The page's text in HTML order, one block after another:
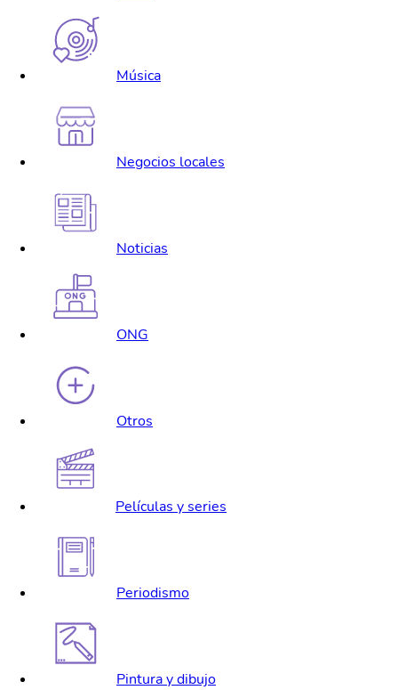
Música
Negocios locales
Noticias
ONG
Otros
Películas y series
Periodismo
Pintura y dibujo